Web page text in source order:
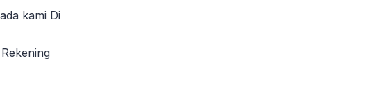
kami Di